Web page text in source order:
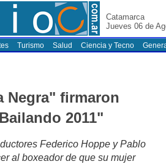
Catamarca
Jueves 06 de
Turismo Salud Ciencia y Tecno
Negra" firmaron
2011"
Federico Hoppe y Pablo
al boxeador de que su mujer